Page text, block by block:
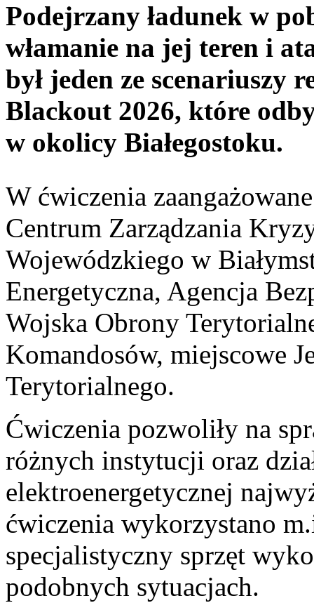
Podejrzany ładunek w
włamanie na jej teren i
był jeden ze scenariuszy
Blackout 2026, które
w okolicy Białegostoku.
W ćwiczenia
Centrum Zarządzania
Wojewódzkiego w
Energetyczna, Agencja
Wojska Obrony
Komandosów, miejscowe
Terytorialnego.
Ćwiczenia pozwoliły na
różnych instytucji oraz
elektroenergetycznej
ćwiczenia wykorzystano
specjalistyczny sprzęt
podobnych sytuacjach.